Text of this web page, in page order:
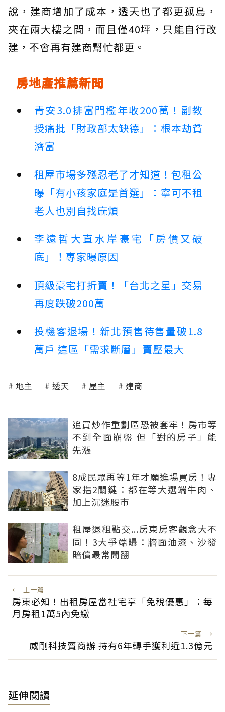
說，建商增加了成本，透天也了都更孤島，
夾在兩大樓之間，而且僅40坪，只能自行改
建，不會再有建商幫忙都更。
房地產推薦新聞
青安3.0排富門檻年收200萬！副教
授痛批「財政部太缺德」：根本劫貧
濟富
租屋市場多殘忍老了才知道！包租公
曝「有小孩家庭是首選」：寧可不租
老人也別自找麻煩
李遠哲大直水岸豪宅「房價又破
底」！專家曝原因
頂級豪宅打折賣！「台北之星」交易
再度跌破200萬
投機客退場！新北預售待售量破1.8
萬戶 這區「需求斷層」賣壓最大
地主 透天 屋主 建商
追買炒作重劃區恐被套牢！房市等
不到全面崩盤 但「對的房子」能
先漲
8成民眾再等1年才願進場買房！專
家指2關鍵：都在等大選端牛肉、
加上沉迷股市
租屋退租點交...房東房客觀念大不
同！3大爭端曝：牆面油漆、沙發
賠償最常鬧翻
← 上一篇
房東必知！出租房屋當社宅享「免稅優惠」：每
月房租1萬5內免繳
下一篇 →
威剛科技賣商辦 持有6年轉手獲利近1.3億元
延伸閱讀